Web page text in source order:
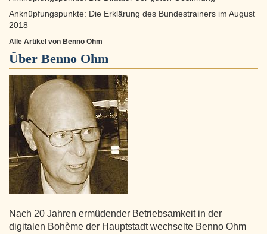
Anknüpfungspunkte: Die Erklärung des Bundestrainers im August
2018
Alle Artikel von Benno Ohm
Über Benno Ohm
Nach 20 Jahren ermüdender Betriebsamkeit in der
digitalen Bohème der Hauptstadt wechselte Benno Ohm